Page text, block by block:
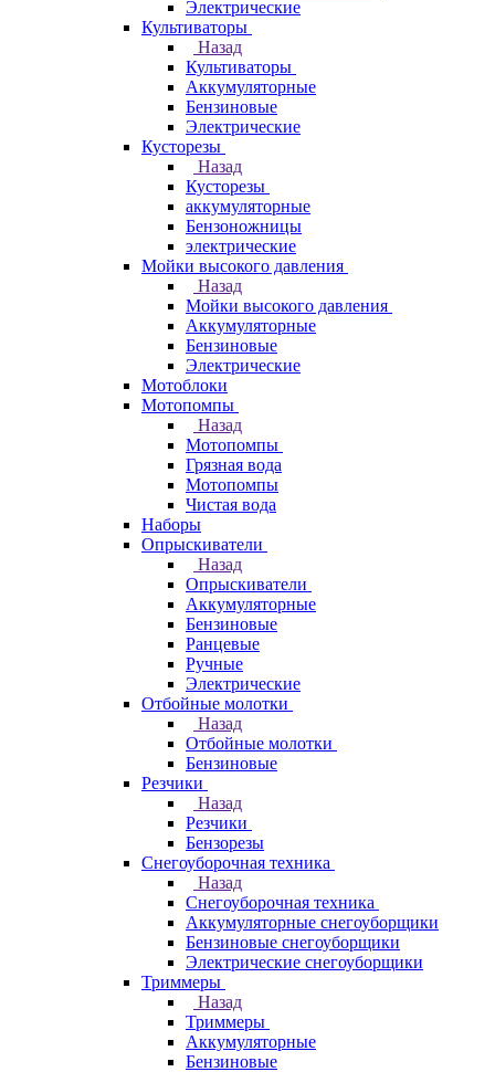
Электрические
Культиваторы
Назад
Культиваторы
Аккумуляторные
Бензиновые
Электрические
Кусторезы
Назад
Кусторезы
аккумуляторные
Бензоножницы
электрические
Мойки высокого давления
Назад
Мойки высокого давления
Аккумуляторные
Бензиновые
Электрические
Мотоблоки
Мотопомпы
Назад
Мотопомпы
Грязная вода
Мотопомпы
Чистая вода
Наборы
Опрыскиватели
Назад
Опрыскиватели
Аккумуляторные
Бензиновые
Ранцевые
Ручные
Электрические
Отбойные молотки
Назад
Отбойные молотки
Бензиновые
Резчики
Назад
Резчики
Бензорезы
Снегоуборочная техника
Назад
Снегоуборочная техника
Аккумуляторные снегоуборщики
Бензиновые снегоуборщики
Электрические снегоуборщики
Триммеры
Назад
Триммеры
Аккумуляторные
Бензиновые